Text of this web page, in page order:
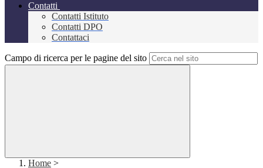
Contatti
Contatti Istituto
Contatti DPO
Contattaci
Campo di ricerca per le pagine del sito
Home >